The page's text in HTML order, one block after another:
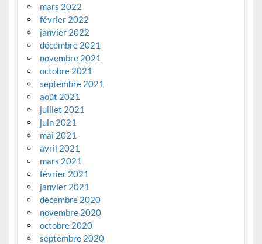
mars 2022
février 2022
janvier 2022
décembre 2021
novembre 2021
octobre 2021
septembre 2021
août 2021
juillet 2021
juin 2021
mai 2021
avril 2021
mars 2021
février 2021
janvier 2021
décembre 2020
novembre 2020
octobre 2020
septembre 2020